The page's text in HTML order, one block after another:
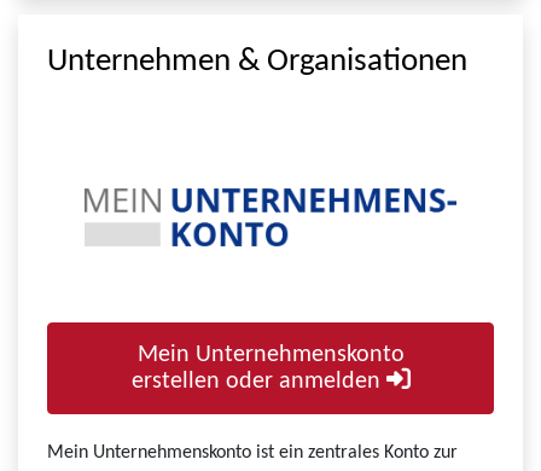
Unternehmen & Organisationen
Mein Unternehmenskonto
erstellen oder anmelden
Mein Unternehmenskonto ist ein zentrales Konto zur